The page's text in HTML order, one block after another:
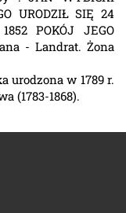
URODZIŁ SIĘ 24
POKÓJ JEGO
- Landrat. Żona
urodzona w 1789 r.
(1783-1868).